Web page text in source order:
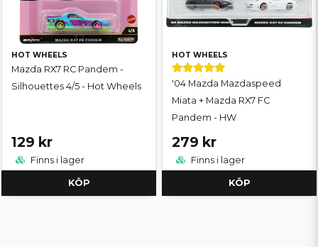
HOT WHEELS
Mazda RX7 RC Pandem -
Silhouettes 4/5 - Hot Wheels
129 kr
Finns i lager
KÖP
HOT WHEELS
'04 Mazda Mazdaspeed
Miata + Mazda RX7 FC
Pandem - HW
279 kr
Finns i lager
KÖP